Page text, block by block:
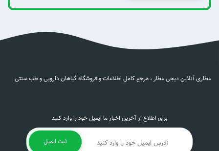
برای اطلاع از آخرین اخبار ما ایمیل خود را وارد کنید
ثبت ایمیل
عطاری آنلاین دیجی عطار ، مرجع کامل اطلاعات و فروشگاه گیاهان دارویی و طب سنتی